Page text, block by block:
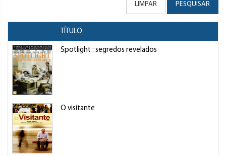
LIMPAR PESQUISAR
TÍTULO
Spotlight : segredos revelados
O visitante